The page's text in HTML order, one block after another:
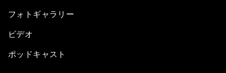
フォトギャラリー
ビデオ
ポッドキャスト